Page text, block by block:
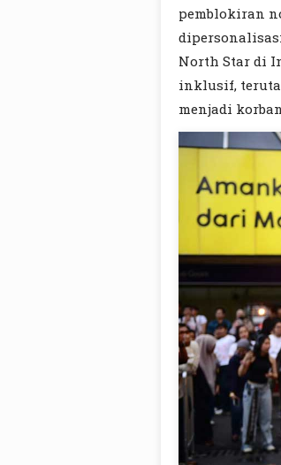
pemblokiran
North Star di
inklusif,
menjadi